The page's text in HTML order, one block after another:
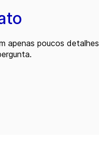
apenas poucos detalhes